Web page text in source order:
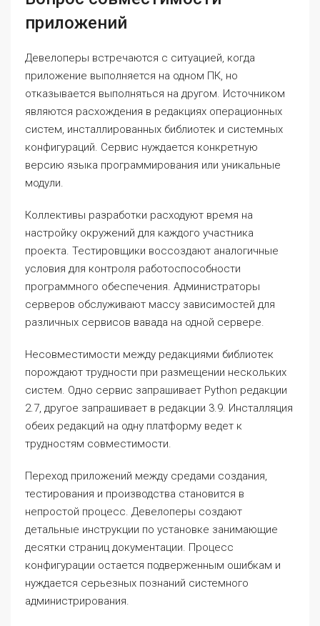
приложений
Девелоперы встречаются с ситуацией, когда
приложение выполняется на одном ПК, но
отказывается выполняться на другом. Источником
являются расхождения в редакциях операционных
систем, инсталлированных библиотек и системных
конфигураций. Сервис нуждается конкретную
версию языка программирования или уникальные
модули.
Коллективы разработки расходуют время на
настройку окружений для каждого участника
проекта. Тестировщики воссоздают аналогичные
условия для контроля работоспособности
программного обеспечения. Администраторы
серверов обслуживают массу зависимостей для
различных сервисов вавада на одной сервере.
Несовместимости между редакциями библиотек
порождают трудности при размещении нескольких
систем. Одно сервис запрашивает Python редакции
2.7, другое запрашивает в редакции 3.9. Инсталляция
обеих редакций на одну платформу ведет к
трудностям совместимости.
Переход приложений между средами создания,
тестирования и производства становится в
непростой процесс. Девелоперы создают
детальные инструкции по установке занимающие
десятки страниц документации. Процесс
конфигурации остается подверженным ошибкам и
нуждается серьезных познаний системного
администрирования.